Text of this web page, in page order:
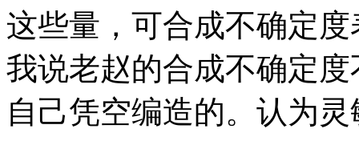
这些量，可合成不确定
我说老赵的合成不确定
自己凭空编造的。认为